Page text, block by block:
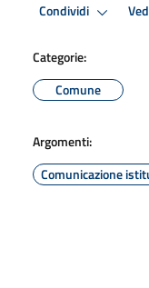
Condividi
Categorie:
Comune
Argomenti:
Comunicazione